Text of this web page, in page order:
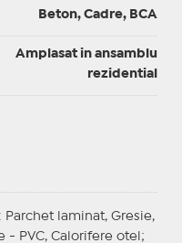
Beton, Cadre, BCA
Amplasat in ansamblu
rezidential
: Parchet laminat, Gresie,
- PVC, Calorifere otel;